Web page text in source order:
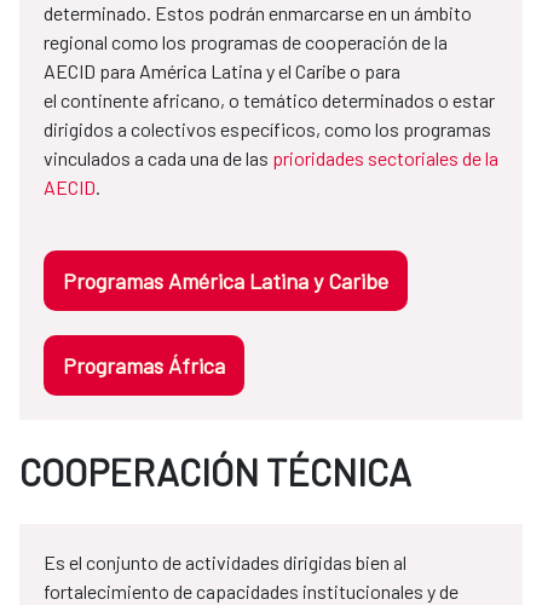
determinado. Estos podrán enmarcarse en un ámbito
regional como los programas de cooperación de la
AECID para América Latina y el Caribe o para
el continente africano, o temático determinados o estar
dirigidos a colectivos específicos, como los programas
vinculados a cada una de las prioridades sectoriales de la
AECID.
Programas América Latina y Caribe
Programas África
COOPERACIÓN TÉCNICA
Es el conjunto de actividades dirigidas bien al
fortalecimiento de capacidades institucionales y de